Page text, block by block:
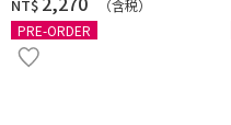
12月發送]
NT$
（含税）
PRE-ORDER